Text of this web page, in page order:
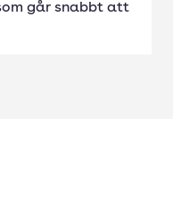
går snabbt att